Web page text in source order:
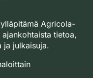
Agricola-
tietoa,
ja julkaisuja.